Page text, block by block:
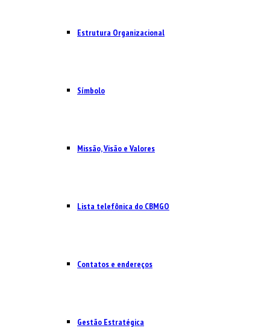
Estrutura Organizacional
Símbolo
Missão, Visão e Valores
Lista telefônica do CBMGO
Contatos e endereços
Gestão Estratégica